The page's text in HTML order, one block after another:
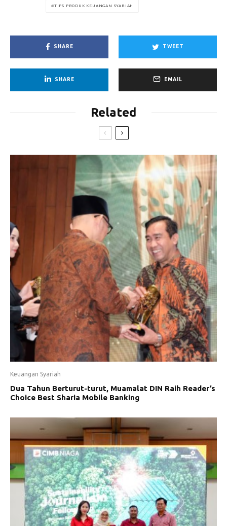
TIPS PRODUK KEUANGAN SYARIAH
SHARE TWEET
SHARE EMAIL
Related
Keuangan Syariah
Dua Tahun Berturut-turut, Muamalat DIN Raih Reader’s
Choice Best Sharia Mobile Banking